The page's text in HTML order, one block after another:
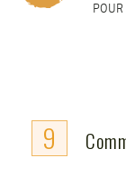
POUR
9